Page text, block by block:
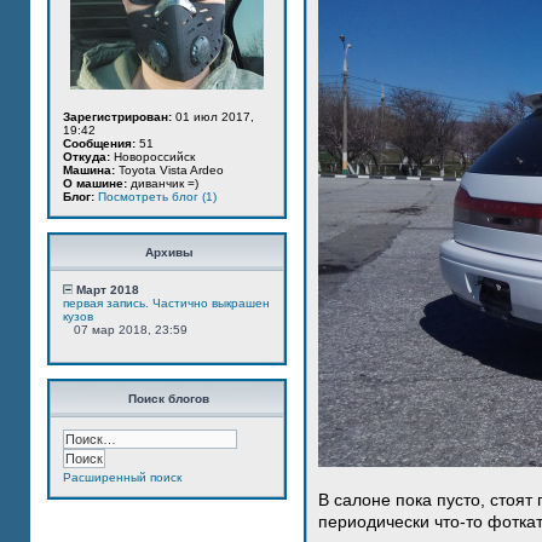
Зарегистрирован: 01 июл 2017,
19:42
Сообщения: 51
Откуда: Новороссийск
Машина: Toyota Vista Ardeo
О машине: диванчик =)
Блог: Посмотреть блог (1)
Архивы
Март 2018
первая запись. Частично выкрашен
кузов
07 мар 2018, 23:59
Поиск блогов
Расширенный поиск
В салоне пока пусто,
периодически что-то